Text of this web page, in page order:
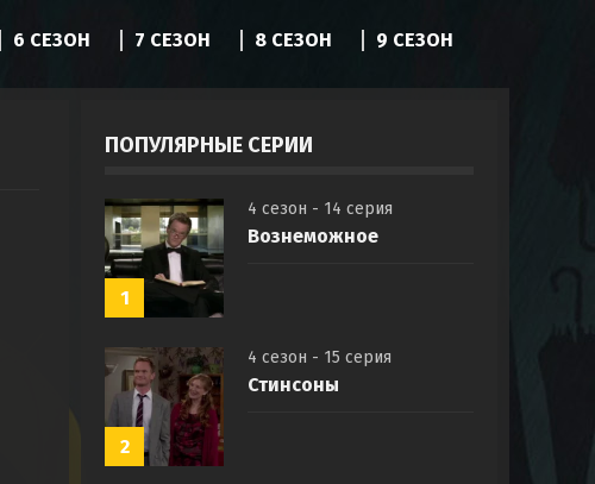
6 СЕЗОН 7 СЕЗОН 8 СЕЗОН 9 СЕЗОН
ПОПУЛЯРНЫЕ СЕРИИ
1
4 сезон - 14 серия
Вознеможное
2
4 сезон - 15 серия
Стинсоны